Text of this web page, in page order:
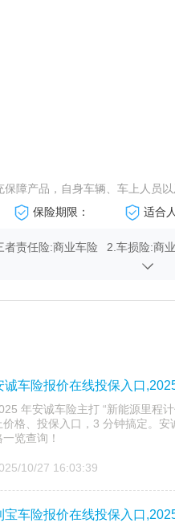
保障产品，自身车辆、车上人员
保险期限： 适合
者责任险:商业车险
2.车损险:商
对免赔率特约险:商业
加险
诚车险报价在线投保入口
年安诚车险主打 “新能源里程
价格、投保入口，3 分钟搞定。​
一览查询！
10/27 16:03:39
宝车险报价在线投保入口